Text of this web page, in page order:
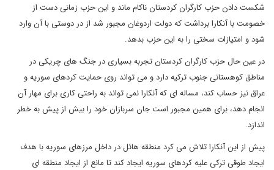
شکست دادن حزب کارگران کردستان ناکام ماند و این حزب زمانی دست از
خصومت با آنکارا برداشت که دولت اردوغان مجبور شد از در دوستی با آن وارد
شود و امتیازات سختی را به این حزب بدهد.
در عین حال حزب کارگران کردستان تجربه بسیاری در جنگ های چریکی در
مناطق کوهستانی جنوب ترکیه دارد و می تواند روی حمایت کردهای سوریه و
عراق نیز حساب کند، مساله ای که آنکارا نمی تواند به راحتی کاری برای مهار آن
انجام دهد، برای همین مجبور است جان سربازان خود را بیش از پیش به خطر
اندازد.
پیش از این آنکارا تلاش می کرد منطقه هائل در داخل مرزهای سوریه با هدف
ایجاد طوقی ترکی علیه کردهای سوریه ایجاد کند تا مانع از ایجاد منطقه ای